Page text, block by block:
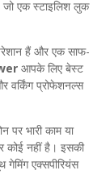
जो एक स्टाइलिश लुक
हैं और एक साफ-
आपके लिए बेस्ट
वर्किंग प्रोफेशनल्स
भारी काम या
कोई नहीं है। इसकी
एक्सपीरियंस